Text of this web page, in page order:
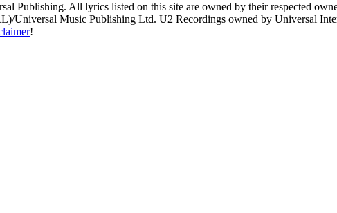
Publishing. All lyrics listed on this site are owned by their respected
Music Publishing Ltd. U2 Recordings owned by Universal
!